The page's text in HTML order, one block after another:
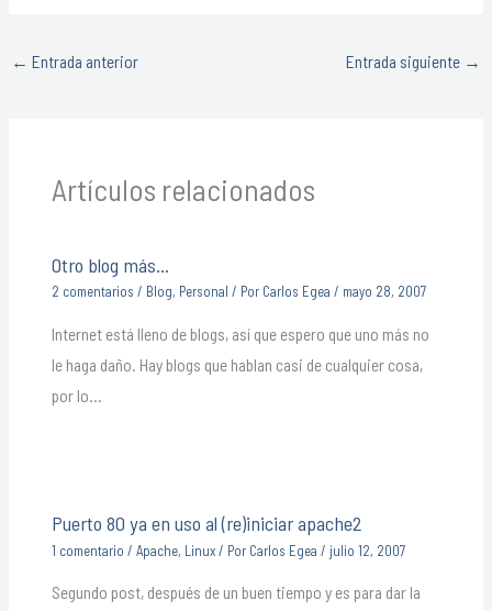
← Entrada anterior Entrada siguiente →
Artículos relacionados
Otro blog más…
2 comentarios / Blog, Personal / Por Carlos Egea/ mayo 28, 2007
Internet está lleno de blogs, así que espero que uno más no
le haga daño. Hay blogs que hablan casi de cualquier cosa,
por lo…
Puerto 80 ya en uso al (re)iniciar apache2
1 comentario /Apache, Linux/ Por Carlos Egea/ julio 12, 2007
Segundo post, después de un buen tiempo y es para dar la